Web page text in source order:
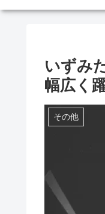
いずみ
幅広く
その他